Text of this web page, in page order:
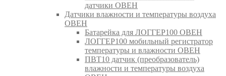
датчики ОВЕН
Датчики влажности и температуры воздуха
ОВЕН
Батарейка для ЛОГГЕР100 ОВЕН
ЛОГГЕР100 мобильный регистратор
температуры и влажности ОВЕН
ПВТ10 датчик (преобразователь)
влажности и температуры воздуха